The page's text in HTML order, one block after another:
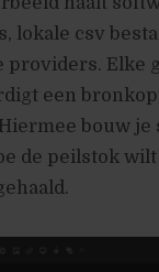
lokale csv
providers. Elke
een
bouw
de peilstok